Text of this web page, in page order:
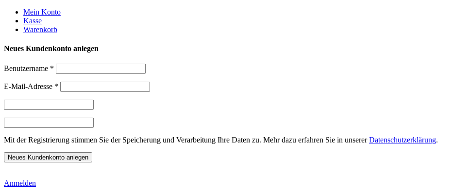
Weiter
zum
Inhalt
Mein Konto
Kasse
Warenkorb
Neues Kundenkonto anlegen
Benutzername *
E-Mail-Adresse *
Mit der Registrierung stimmen Sie der Speicherung und Verarbeitung Ihre Daten zu. Mehr dazu erfahren Sie in unsererDatenschutzerklärung.
Anmelden